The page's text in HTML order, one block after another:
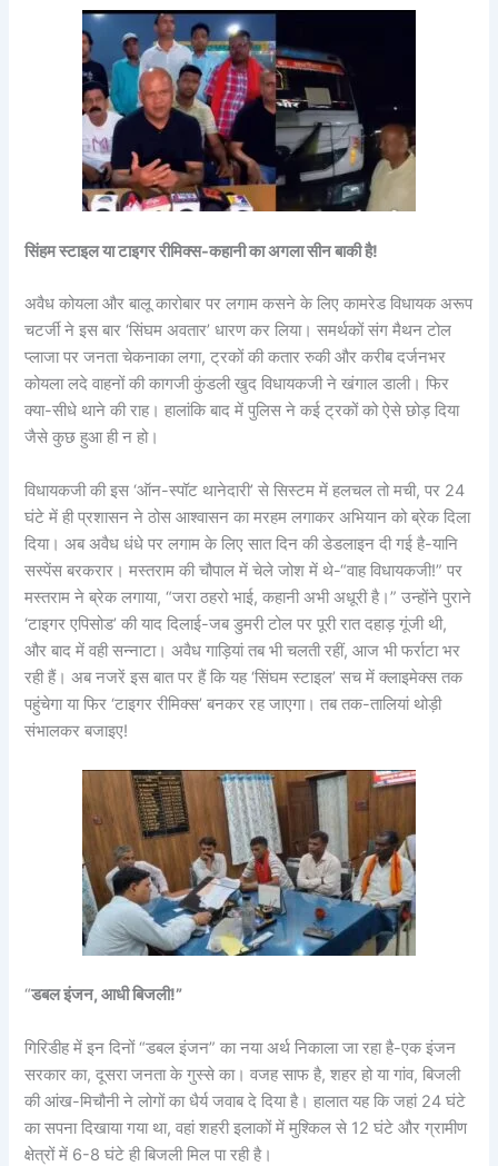
सिंहम स्टाइल या टाइगर रीमिक्स-कहानी का अगला सीन बाकी है!
अवैध कोयला और बालू कारोबार पर लगाम कसने के लिए कामरेड विधायक अरूप
चटर्जी ने इस बार ‘सिंघम अवतार’ धारण कर लिया। समर्थकों संग मैथन टोल
प्लाजा पर जनता चेकनाका लगा, ट्रकों की कतार रुकी और करीब दर्जनभर
कोयला लदे वाहनों की कागजी कुंडली खुद विधायकजी ने खंगाल डाली। फिर
क्या-सीधे थाने की राह। हालांकि बाद में पुलिस ने कई ट्रकों को ऐसे छोड़ दिया
जैसे कुछ हुआ ही न हो।
विधायकजी की इस ‘ऑन-स्पॉट थानेदारी’ से सिस्टम में हलचल तो मची, पर 24
घंटे में ही प्रशासन ने ठोस आश्वासन का मरहम लगाकर अभियान को ब्रेक दिला
दिया। अब अवैध धंधे पर लगाम के लिए सात दिन की डेडलाइन दी गई है-यानि
सस्पेंस बरकरार। मस्तराम की चौपाल में चेले जोश में थे-“वाह विधायकजी!” पर
मस्तराम ने ब्रेक लगाया, “जरा ठहरो भाई, कहानी अभी अधूरी है।” उन्होंने पुराने
‘टाइगर एपिसोड’ की याद दिलाई-जब डुमरी टोल पर पूरी रात दहाड़ गूंजी थी,
और बाद में वही सन्नाटा। अवैध गाड़ियां तब भी चलती रहीं, आज भी फर्राटा भर
रही हैं। अब नजरें इस बात पर हैं कि यह ‘सिंघम स्टाइल’ सच में क्लाइमेक्स तक
पहुंचेगा या फिर ‘टाइगर रीमिक्स’ बनकर रह जाएगा। तब तक-तालियां थोड़ी
संभालकर बजाइए!
“डबल इंजन, आधी बिजली!”
गिरिडीह में इन दिनों “डबल इंजन” का नया अर्थ निकाला जा रहा है-एक इंजन
सरकार का, दूसरा जनता के गुस्से का। वजह साफ है, शहर हो या गांव, बिजली
की आंख-मिचौनी ने लोगों का धैर्य जवाब दे दिया है। हालात यह कि जहां 24 घंटे
का सपना दिखाया गया था, वहां शहरी इलाकों में मुश्किल से 12 घंटे और ग्रामीण
क्षेत्रों में 6-8 घंटे ही बिजली मिल पा रही है।